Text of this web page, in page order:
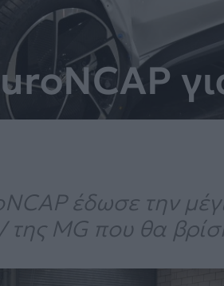
έδωσε την
MG που θα